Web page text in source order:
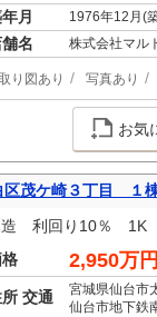
月 1976年12月(
舗名 株式会社マル
り図あり 写真あり
お気
区茂ケ崎３丁目 １
造 利回り10％ 1K
2,950万円
交通
宮城県仙台市
仙台市地下鉄